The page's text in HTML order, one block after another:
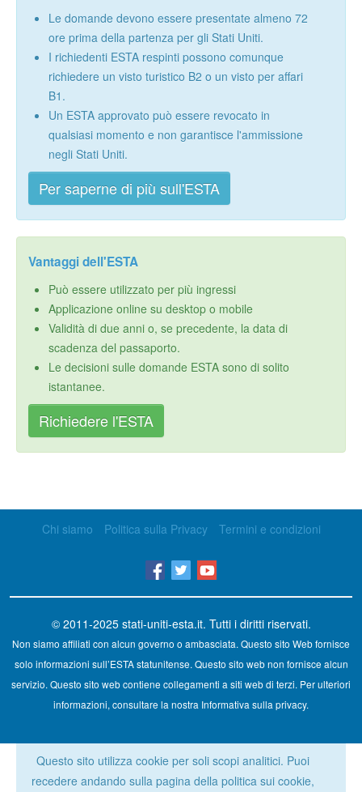
Le domande devono essere presentate almeno 72
ore prima della partenza per gli Stati Uniti.
I richiedenti ESTA respinti possono comunque
richiedere un visto turistico B2 o un visto per affari
B1.
Un ESTA approvato può essere revocato in
qualsiasi momento e non garantisce l'ammissione
negli Stati Uniti.
Per saperne di più sull'ESTA
Vantaggi dell'ESTA
Può essere utilizzato per più ingressi
Applicazione online su desktop o mobile
Validità di due anni o, se precedente, la data di
scadenza del passaporto.
Le decisioni sulle domande ESTA sono di solito
istantanee.
Richiedere l'ESTA
Chi siamo Politica sulla Privacy Termini e condizioni
© 2011-2025 stati-uniti-esta.it. Tutti i diritti riservati.
Non siamo affiliati con alcun governo o ambasciata. Questo sito Web fornisce
solo informazioni sull’ESTA statunitense. Questo sito web non fornisce alcun
servizio. Questo sito web contiene collegamenti a siti web di terzi. Per ulteriori
informazioni, consultare la nostra Informativa sulla privacy.
Questo sito utilizza cookie per soli scopi analitici. Puoi
recedere andando sulla pagina della politica sui cookie,